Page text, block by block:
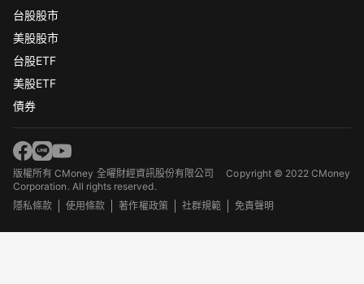
台股股市
美股股市
台股ETF
美股ETF
債券
版權所有 CMoney 全曜財經資訊股份有限公司Copyright © 2022 CMoney
Corporation. All rights reserved.
隱私條款
使用條款 著作權政策 社群規範 免責聲明